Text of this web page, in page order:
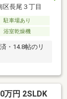
区長尾３丁目
駐車場あり
浴室乾燥機
・14.8帖のリ
万円 2SLDK